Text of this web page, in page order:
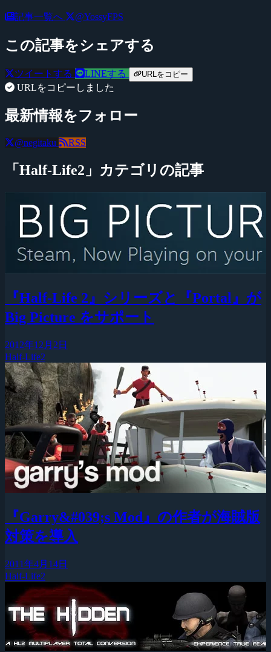
記事一覧へ @YossyFPS
この記事をシェアする
ツイートする LINEする URLをコピー
URLをコピーしました
最新情報をフォロー
@negitaku RSS
「Half-Life2」カテゴリの記事
『Half-Life 2』シリーズと『Portal』が
Big Picture をサポート
2012年12月2日
Half-Life2
『Garry&#039;s Mod』の作者が海賊版
対策を導入
2011年4月14日
Half-Life2